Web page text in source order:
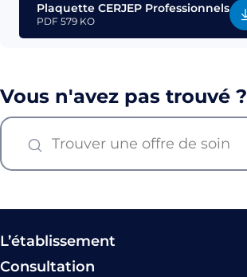
Plaquette CERJEP Professionnels
PDF 579 KO
Vous n'avez pas trouvé ?
L’établissement
Consultation